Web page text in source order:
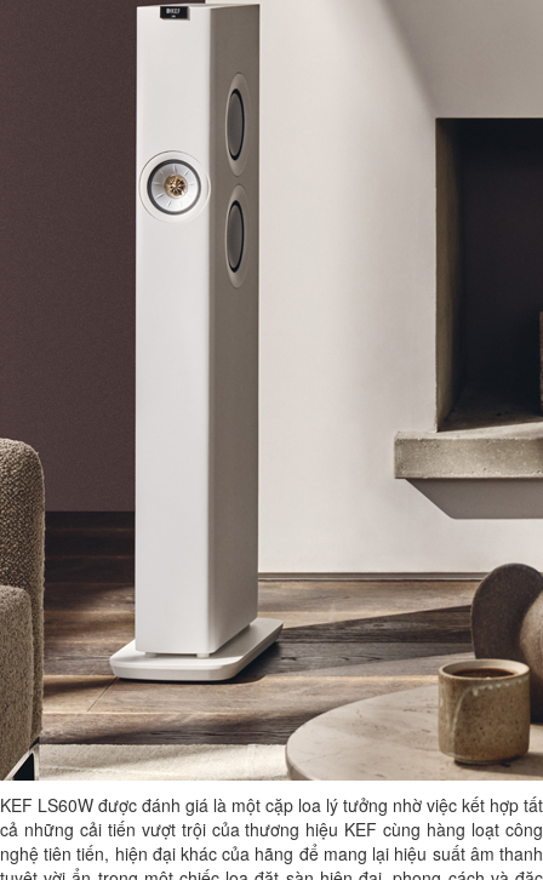
KEF LS60W được đánh giá là một cặp loa lý tưởng nhờ việc kết hợp tất
cả những cải tiến vượt trội của thương hiệu KEF cùng hàng loạt công
nghệ tiên tiến, hiện đại khác của hãng để mang lại hiệu suất âm thanh